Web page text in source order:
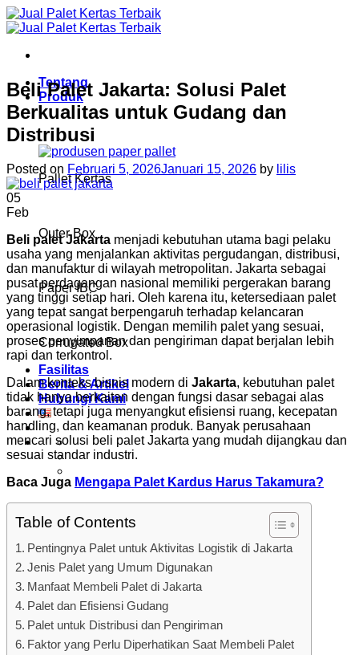
Skip
to
Tentang
Produk
Pallet Kertas
Outer Box
Paper IBC
Corrugated Box
Fasilitas
Berita & Artikel
Hubungi Kami
Beli Palet Jakarta: Solusi Palet
Berkualitas untuk Gudang dan
Distribusi
Posted on Februari 5, 2026Januari 15, 2026 by lilis
05
Feb
Beli palet Jakarta menjadi kebutuhan utama bagi pelaku
usaha yang menjalankan aktivitas pergudangan, distribusi,
dan manufaktur di wilayah metropolitan. Jakarta sebagai
pusat perdagangan nasional memiliki pergerakan barang
yang tinggi setiap hari. Oleh karena itu, ketersediaan palet
yang tepat sangat berpengaruh terhadap kelancaran
operasional logistik. Dengan memilih palet yang sesuai,
proses penyimpanan dan pengiriman dapat berjalan lebih
rapi dan terkontrol.
Dalam konteks bisnis modern di Jakarta, kebutuhan palet
tidak hanya berkaitan dengan fungsi dasar sebagai alas
barang, tetapi juga menyangkut efisiensi ruang, kecepatan
handling, dan keamanan produk. Banyak perusahaan
mencari solusi beli palet Jakarta yang mudah dijangkau dan
sesuai standar industri.
Baca Juga Mengapa Palet Kardus Harus Takamura?
Table of Contents
Pentingnya Palet untuk Aktivitas Logistik di Jakarta
Jenis Palet yang Umum Digunakan
Manfaat Membeli Palet di Jakarta
Palet dan Efisiensi Gudang
Palet untuk Distribusi dan Pengiriman
Faktor yang Perlu Diperhatikan Saat Membeli Palet